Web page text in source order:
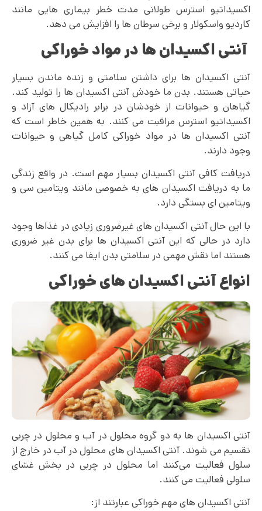
اکسیداتیو استرس طولانی مدت خطر بیماری هایی مانند
کاردیو واسکولار و برخی سرطان ها را افزایش می دهد.
آنتی اکسیدان ها در مواد خوراکی
آنتی اکسیدان ها برای داشتن سلامتی و زنده ماندن بسیار
حیاتی هستند. بدن ما خودش آنتی اکسیدان ها را تولید کند.
گیاهان و حیوانات از خودشان در برابر رادیکال های آزاد و
اکسیداتیو استرس مراقبت می کنند. به همین خاطر است که
آنتی اکسیدان ها در مواد خوراکی کامل گیاهی و حیوانات
وجود دارند.
دریافت کافی آنتی اکسیدان بسیار مهم است. در واقع زندگی
ما به دریافت اکسیدان های به خصوصی مانند ویتامین سی و
ویتامین ای بستگی دارد.
با این حال آنتی‌ اکسیدان‌ های غیرضروری زیادی در غذاها وجود
دارد در حالی که این آنتی اکسیدان ها برای بدن غیر ضروری
هستند اما نقش مهمی در سلامتی بدن ایفا می کنند.
انواع آنتی اکسیدان های خوراکی
آنتی اکسیدان ها به دو گروه محلول در آب و محلول در چربی
تقسیم می شوند. آنتی اکسیدان های محلول در آب در خارج از
سلول فعالیت می‌کنند اما محلول در چربی در بخش غشای
سلولی فعالیت می کنند.
آنتی اکسیدان های مهم خوراکی عبارتند از: